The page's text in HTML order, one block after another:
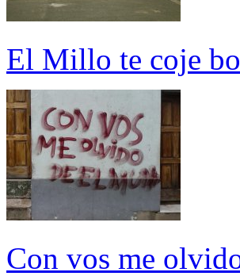
El Millo te coje
Con vos me